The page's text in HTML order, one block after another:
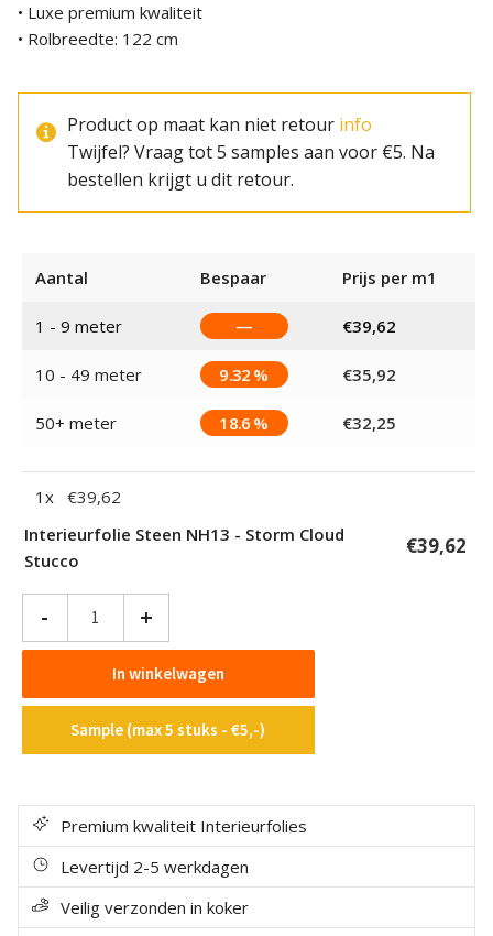
• Luxe premium kwaliteit
• Rolbreedte: 122 cm
Product op maat kan niet retour info
Twijfel? Vraag tot 5 samples aan voor €5. Na
bestellen krijgt u dit retour.
Aantal Bespaar Prijs per m1
1 - 9 meter — €39,62
10 - 49 meter 9.32 % €35,92
50+ meter 18.6 % €32,25
1 x €39,62
Interieurfolie Steen NH13 - Storm Cloud
Stucco
€39,62
-
NH13
Storm
+
In winkelwagen
Sample (max 5 stuks - €5,-)
Premium kwaliteit Interieurfolies
Levertijd 2-5 werkdagen
Veilig verzonden in koker